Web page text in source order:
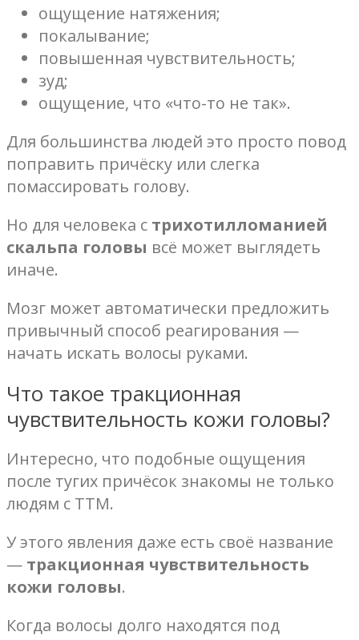
ощущение натяжения;
покалывание;
повышенная чувствительность;
зуд;
ощущение, что «что-то не так».
Для большинства людей это просто повод
поправить причёску или слегка
помассировать голову.
Но для человека с трихотилломанией
скальпа головы всё может выглядеть
иначе.
Мозг может автоматически предложить
привычный способ реагирования —
начать искать волосы руками.
Что такое тракционная
чувствительность кожи головы?
Интересно, что подобные ощущения
после тугих причёсок знакомы не только
людям с ТТМ.
У этого явления даже есть своё название
— тракционная чувствительность
кожи головы.
Когда волосы долго находятся под